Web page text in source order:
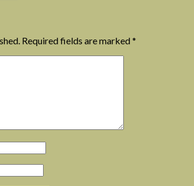
Required fields are marked*